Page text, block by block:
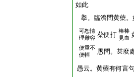
如此
擧。臨濟問黄蘗
可恕情
理難容 蘗便打 棒棒
見血
便重不
便輕
愚問。甚麼
愚云。黄蘗有何言